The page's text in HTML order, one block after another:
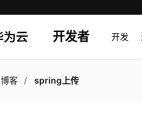
开发者 开发
博客 spring上传